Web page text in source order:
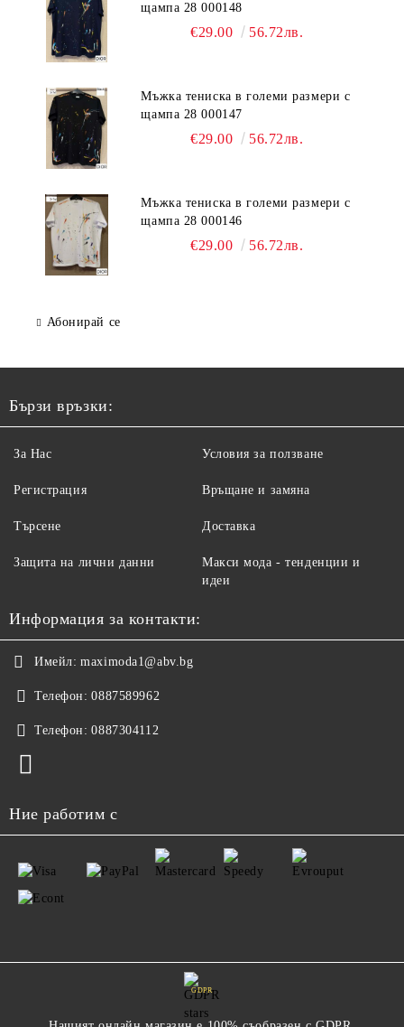
щампа 28 000148
€29.00 56.72лв.
Мъжка тениска в големи размери с
щампа 28 000147
€29.00 56.72лв.
Мъжка тениска в големи размери с
щампа 28 000146
€29.00 56.72лв.
Абонирай се
Бързи връзки:
За Нас
Регистрация
Търсене
Защита на лични данни
Условия за ползване
Връщане и замяна
Доставка
Макси мода - тенденции и
идеи
Информация за контакти:
Имейл: maximoda1@abv.bg
Телефон: 0887589962
Телефон: 0887304112
Ние работим с
GDPR